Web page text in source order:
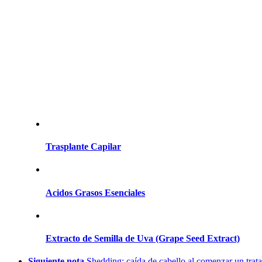
Trasplante Capilar
Acidos Grasos Esenciales
Extracto de Semilla de Uva (Grape Seed Extract)